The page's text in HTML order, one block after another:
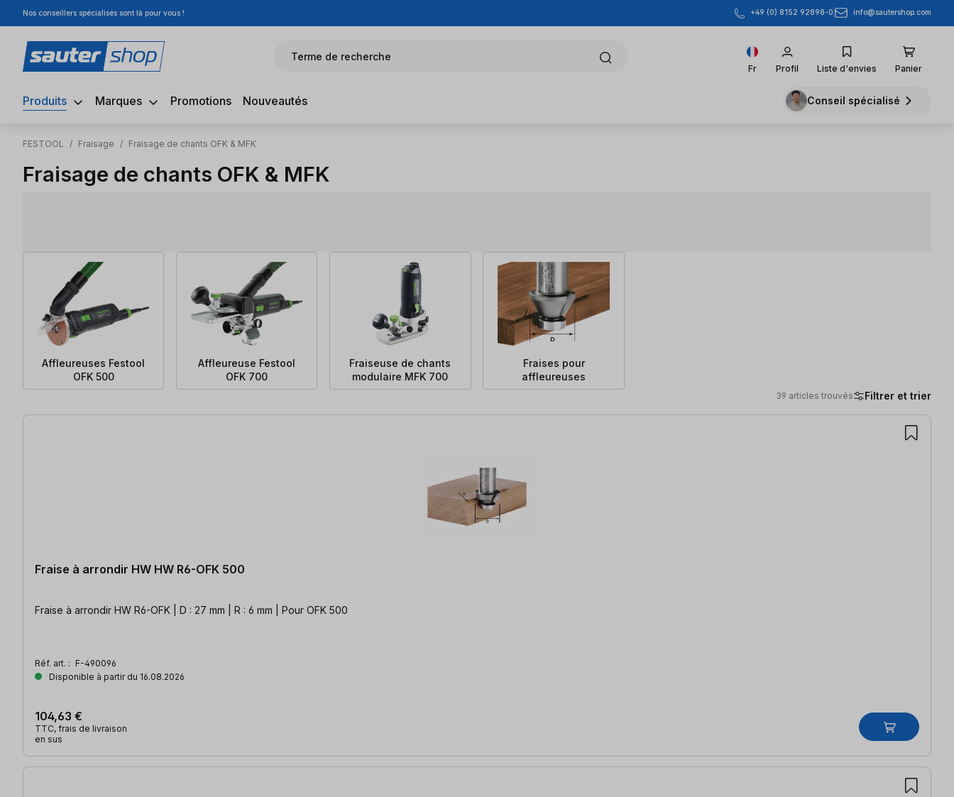
au contenu principal
Passer à la recherche
Passer à la navigation principale
Nos conseillers spécialisés sont là pour vous ! +49 (0) 8152 92898-0 info@sautershop.com
Terme de recherche
Fr Profil Liste d'envies Panier
Produits Marques Promotions Nouveautés Conseil spécialisé
FESTOOL / Fraisage / Fraisage de chants OFK & MFK
Fraisage de chants OFK & MFK
Affleureuses Festool
OFK 500
Affleureuse Festool
OFK 700
Fraiseuse de chants
modulaire MFK 700
Fraises pour
affleureuses
39 articles trouvés Filtrer et trier
39 articles trouvés
Fraise à arrondir HW HW R6-OFK 500
Fraise à arrondir HW R6-OFK | D : 27 mm | R : 6 mm | Pour OFK 500
Réf. art. : F-490096
Disponible à partir du 16.08.2026
104,63 €
TTC, frais de livraison
en sus